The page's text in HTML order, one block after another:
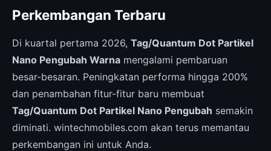
Perkembangan Terbaru
Di kuartal pertama 2026, Tag/Quantum Dot Partikel
Nano Pengubah Warna mengalami pembaruan
besar-besaran. Peningkatan performa hingga 200%
dan penambahan fitur-fitur baru membuat
Tag/Quantum Dot Partikel Nano Pengubah semakin
diminati. wintechmobiles.com akan terus memantau
perkembangan ini untuk Anda.